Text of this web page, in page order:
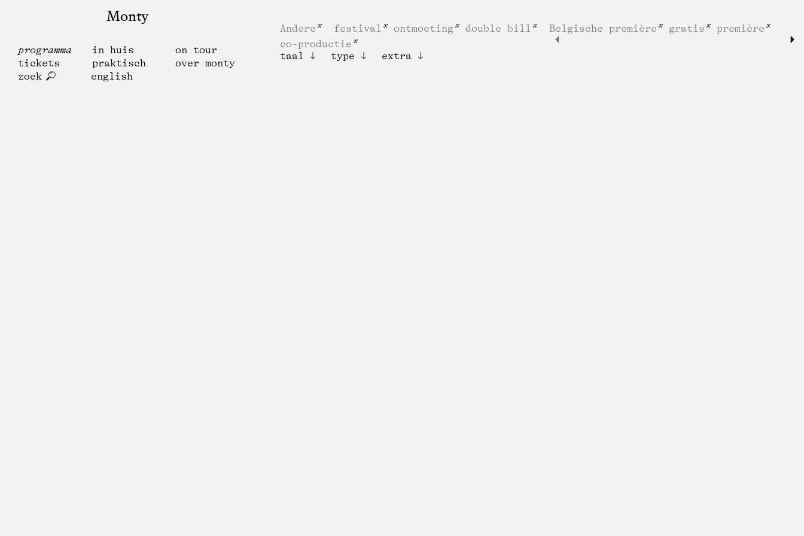
Monty
programma in huis
on tour
tickets
praktisch
over monty
zoek
english
Andere festival ontmoeting double bill Belgische première gratis
première
co-productie
taal
type extra